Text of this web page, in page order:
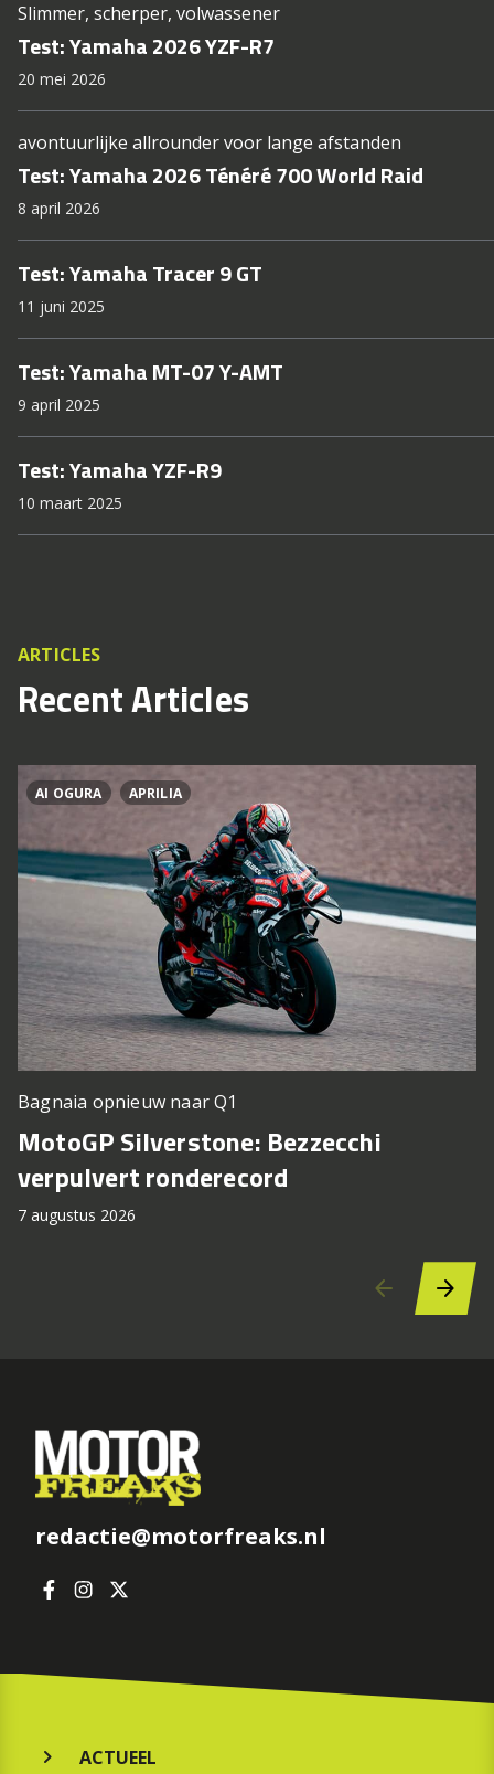
Slimmer, scherper, volwassener
Test: Yamaha 2026 YZF-R7
20 mei 2026
avontuurlijke allrounder voor lange afstanden
Test: Yamaha 2026 Ténéré 700 World Raid
8 april 2026
Test: Yamaha Tracer 9 GT
11 juni 2025
Test: Yamaha MT-07 Y-AMT
9 april 2025
Test: Yamaha YZF-R9
10 maart 2025
ARTICLES
Recent Articles
AI OGURA APRILIA
Bagnaia opnieuw naar Q1
MotoGP Silverstone: Bezzecchi
verpulvert ronderecord
7 augustus 2026
redactie@motorfreaks.nl
ACTUEEL